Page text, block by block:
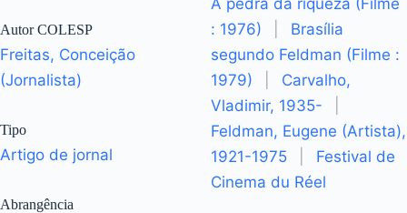
Autor COLESP
Freitas, Conceição
(Jornalista)
Tipo
Artigo de jornal
Abrangência
: 1976)
Brasília
segundo Feldman (Filme :
1979)
Carvalho,
Vladimir, 1935-
Feldman, Eugene (Artista),
1921-1975
Festival de
Cinema du Réel